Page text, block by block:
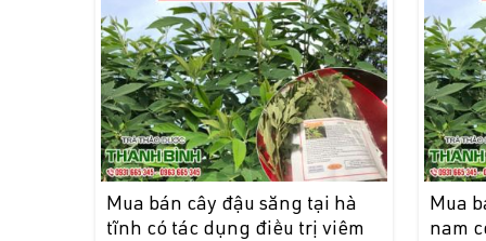
Mua bán cây đậu săng tại hà
tĩnh có tác dụng điều trị viêm
Mua
nam